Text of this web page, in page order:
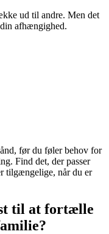
ud til andre. Men det
afhængighed.
før du føler behov for
Find det, der passer
tilgængelige, når du er
til at fortælle